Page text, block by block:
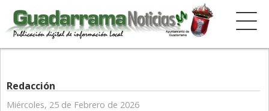
Redacción
Miércoles, 25 de Febrero de 2026